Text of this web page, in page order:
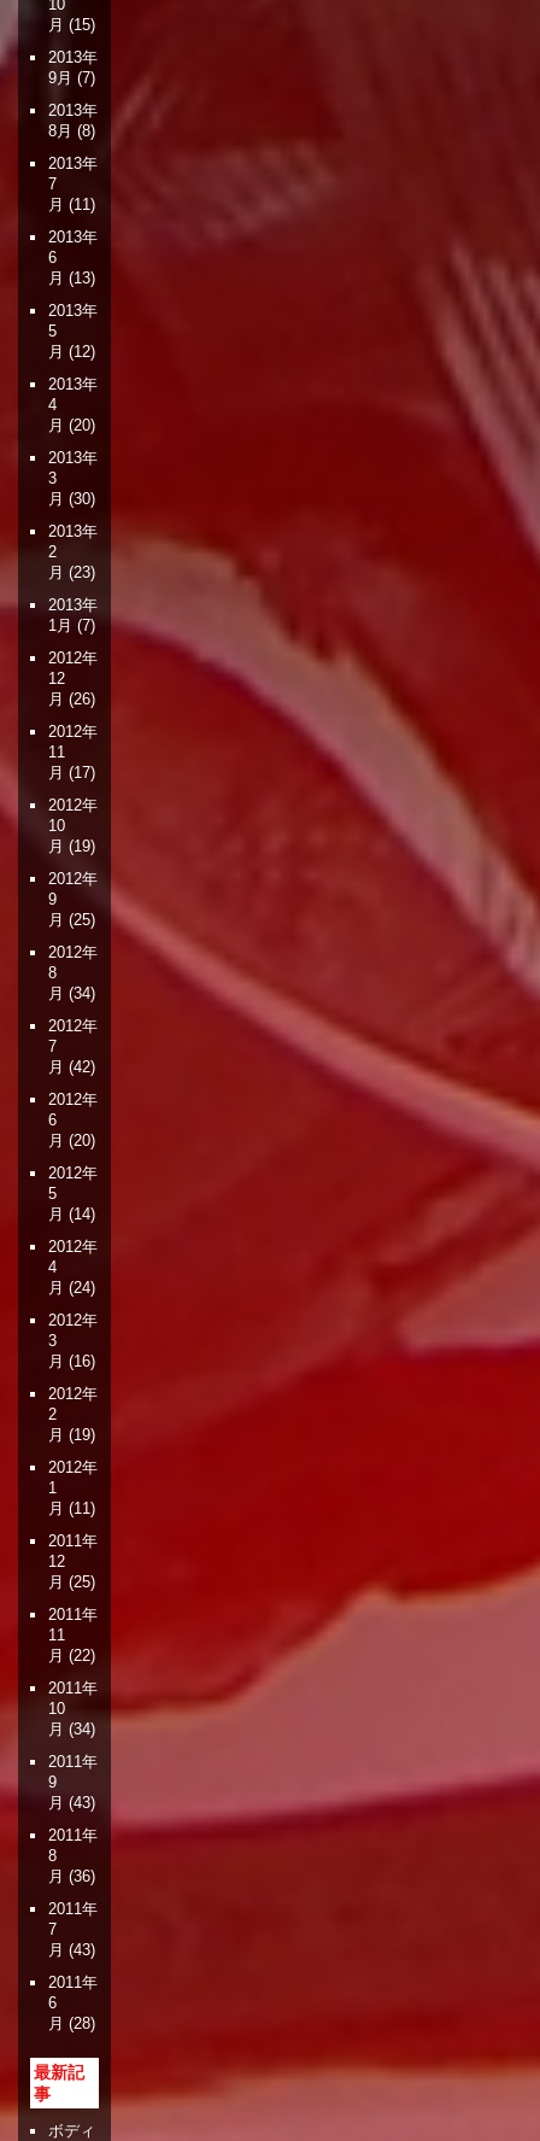
10
月 (15)
2013年
9月 (7)
2013年
8月 (8)
2013年
7
月 (11)
2013年
6
月 (13)
2013年
5
月 (12)
2013年
4
月 (20)
2013年
3
月 (30)
2013年
2
月 (23)
2013年
1月 (7)
2012年
12
月 (26)
2012年
11
月 (17)
2012年
10
月 (19)
2012年
9
月 (25)
2012年
8
月 (34)
2012年
7
月 (42)
2012年
6
月 (20)
2012年
5
月 (14)
2012年
4
月 (24)
2012年
3
月 (16)
2012年
2
月 (19)
2012年
1
月 (11)
2011年
12
月 (25)
2011年
11
月 (22)
2011年
10
月 (34)
2011年
9
月 (43)
2011年
8
月 (36)
2011年
7
月 (43)
2011年
6
月 (28)
最新記
事
ボディ